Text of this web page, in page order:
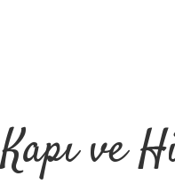
Kapı ve